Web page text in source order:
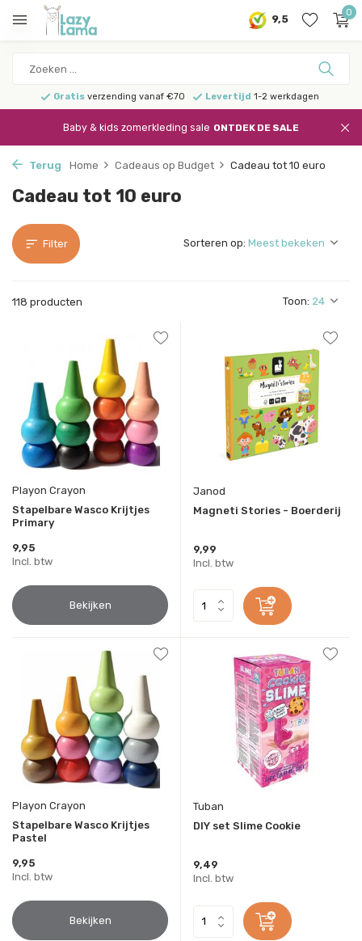
9,5
0
Gratis verzending vanaf €70 Levertijd 1-2 werkdagen
Baby & kids zomerkleding sale ONTDEK DE SALE
Terug Home Cadeaus op Budget Cadeau tot 10 euro
Cadeau tot 10 euro
Filter
118 producten Toon:
Sorteren op:
Playon Crayon
Stapelbare Wasco Krijtjes
Primary
9,95
Incl. btw
Bekijken
Janod
Magneti Stories - Boerderij
9,99
Incl. btw
Playon Crayon
Stapelbare Wasco Krijtjes
Pastel
9,95
Incl. btw
Bekijken
Tuban
DIY set Slime Cookie
9,49
Incl. btw